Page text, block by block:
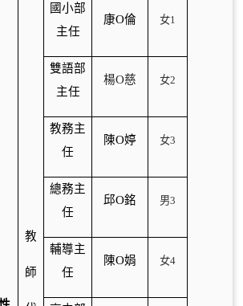
教
師
國小部
主任
康O倫 女1
雙語部
主任
楊O慈 女2
教務主
任
陳O婷 女3
總務主
任
邱O銘 男3
輔導主
任
陳O娟 女4